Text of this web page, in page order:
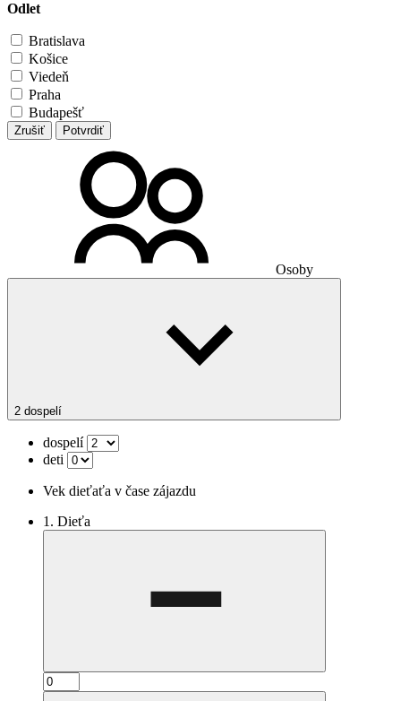
Odlet
Bratislava
Košice
Viedeň
Praha
Budapešť
Zrušiť Potvrdiť
Osoby
2 dospelí
dospelí
deti
Vek dieťaťa v čase zájazdu
1. Dieťa